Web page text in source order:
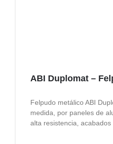
ABI Duplomat –
Felpudo metálico ABI
medida, por paneles de
alta resistencia,